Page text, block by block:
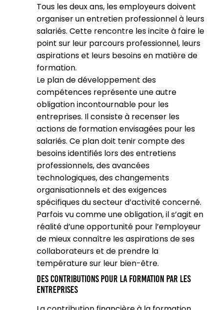
Tous les deux ans, les employeurs doivent
organiser un entretien professionnel à leurs
salariés. Cette rencontre les incite à faire le
point sur leur parcours professionnel, leurs
aspirations et leurs besoins en matière de
formation.
Le plan de développement des
compétences représente une autre
obligation incontournable pour les
entreprises. Il consiste à recenser les
actions de formation envisagées pour les
salariés. Ce plan doit tenir compte des
besoins identifiés lors des entretiens
professionnels, des avancées
technologiques, des changements
organisationnels et des exigences
spécifiques du secteur d’activité concerné.
Parfois vu comme une obligation, il s’agit en
réalité d’une opportunité pour l’employeur
de mieux connaître les aspirations de ses
collaborateurs et de prendre la
température sur leur bien-être.
Des contributions pour la formation par les
entreprises